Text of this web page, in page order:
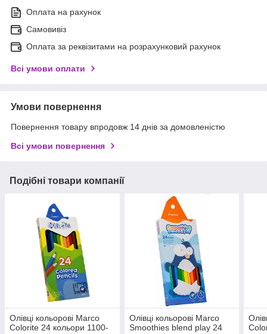
Оплата на рахунок
Самовивіз
Оплата за реквізитами на розрахунковий рахунок
Всі умови оплати
Умови повернення
Повернення товару впродовж 14 днів за домовленістю
Всі умови повернення
Подібні товари компанії
Олівці кольорові Marco
Colorite 24 кольори 1100-
Олівці кольорові Marco
Smoothies blend play 24